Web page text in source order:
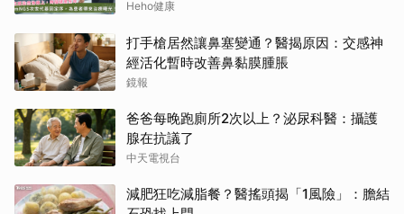
Heho健康
打手槍居然讓鼻塞變通？醫揭原因：交感神
經活化暫時改善鼻黏膜腫脹
鏡報
爸爸每晚跑廁所2次以上？泌尿科醫：攝護
腺在抗議了
中天電視台
減肥狂吃減脂餐？醫搖頭揭「1風險」：膽結